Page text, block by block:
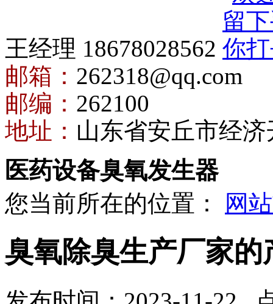
王经理 18678028562
邮箱： 262318@qq.com
邮编： 262100
地址： 山东省安丘市经
医药设备臭氧发生器
您当前所在的位置：
网
臭氧除臭生产厂家的